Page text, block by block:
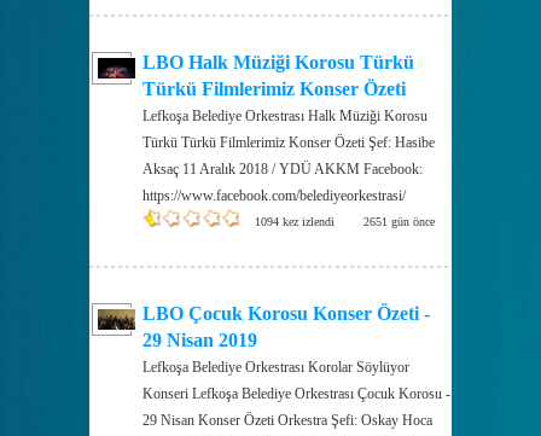
LBO Halk Müziği Korosu Türkü
Türkü Filmlerimiz Konser Özeti
Lefkoşa Belediye Orkestrası Halk Müziği Korosu
Türkü Türkü Filmlerimiz Konser Özeti Şef: Hasibe
Aksaç 11 Aralık 2018 / YDÜ AKKM Facebook:
https://www.facebook.com/belediyeorkestrasi/
1094 kez izlendi 2651 gün önce
LBO Çocuk Korosu Konser Özeti -
29 Nisan 2019
Lefkoşa Belediye Orkestrası Korolar Söylüyor
Konseri Lefkoşa Belediye Orkestrası Çocuk Korosu -
29 Nisan Konser Özeti Orkestra Şefi: Oskay Hoca